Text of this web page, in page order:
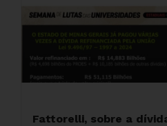
Fattorelli, sobre a